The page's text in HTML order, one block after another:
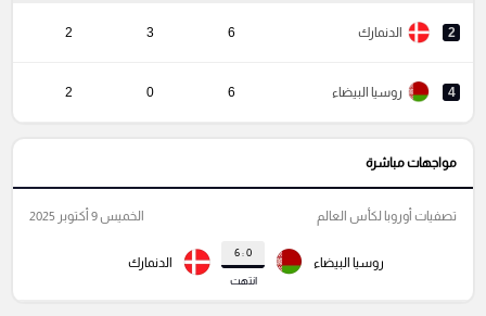
2 الدنمارك 6
3
2
4 روسيا البيضاء 6
0
2
مواجهات مباشرة
روسيا البيضاء
0 : 6
انتهت
الدنمارك
تصفيات أوروبا لكأس العالم الخميس 9 أكتوبر 2025